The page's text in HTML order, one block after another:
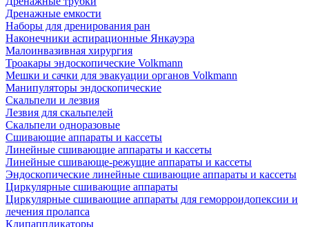
Дренажные емкости
Наборы для дренирования ран
Наконечники аспирационные Янкауэра
Малоинвазивная хирургия
Троакары эндоскопические Volkmann
Мешки и сачки для эвакуации органов Volkmann
Манипуляторы эндоскопические
Скальпели и лезвия
Лезвия для скальпелей
Скальпели одноразовые
Сшивающие аппараты и кассеты
Линейные сшивающие аппараты и кассеты
Линейные сшивающе-режущие аппараты и кассеты
Эндоскопические линейные сшивающие аппараты и кассеты
Циркулярные сшивающие аппараты
Циркулярные сшивающие аппараты для геморроидопексии и
лечения пролапса
Клипаппликаторы